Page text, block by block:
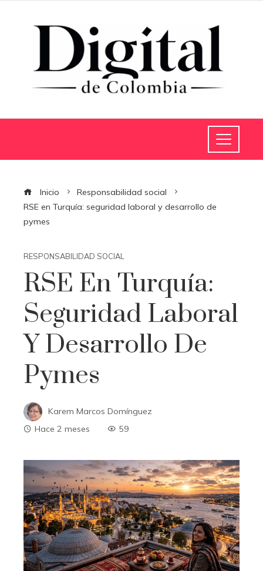
Inicio
Responsabilidad social
RSE en Turquía: seguridad laboral y desarrollo de
pymes
RESPONSABILIDAD SOCIAL
RSE En Turquía:
Seguridad Laboral
Y Desarrollo De
Pymes
Karem Marcos Domínguez
Hace 2 meses
59